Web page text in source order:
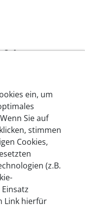
autoaid stecken
am Standort in
vertrauen
und
&
ein, um
Sie auf
stimmen
Cookies,
(z.B.
Link hierfür